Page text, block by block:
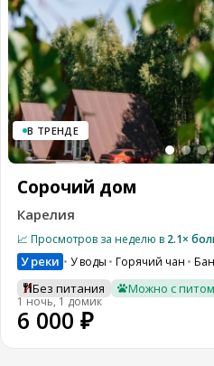
В ТРЕНДЕ
Сорочий дом
Карелия
📈 Просмотров за неделю в 2.1×
У реки У воды Горячий чан
Без питания Можно с
1 ночь, 1 домик
6 000 ₽